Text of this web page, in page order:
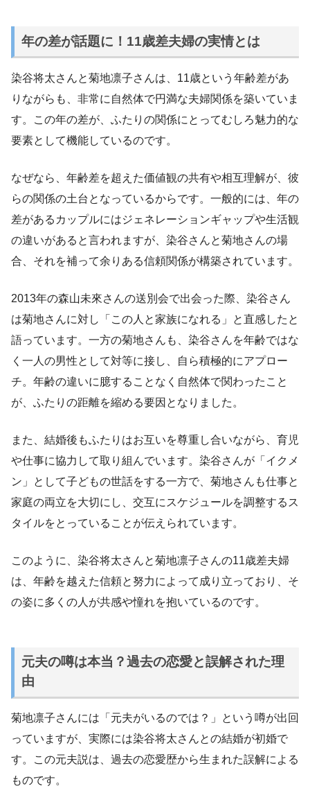
年の差が話題に！11歳差夫婦の実情とは
染谷将太さんと菊地凛子さんは、11歳という年齢差があ
りながらも、非常に自然体で円満な夫婦関係を築いていま
す。この年の差が、ふたりの関係にとってむしろ魅力的な
要素として機能しているのです。
なぜなら、年齢差を超えた価値観の共有や相互理解が、彼
らの関係の土台となっているからです。一般的には、年の
差があるカップルにはジェネレーションギャップや生活観
の違いがあると言われますが、染谷さんと菊地さんの場
合、それを補って余りある信頼関係が構築されています。
2013年の森山未來さんの送別会で出会った際、染谷さん
は菊地さんに対し「この人と家族になれる」と直感したと
語っています。一方の菊地さんも、染谷さんを年齢ではな
く一人の男性として対等に接し、自ら積極的にアプロー
チ。年齢の違いに臆することなく自然体で関わったこと
が、ふたりの距離を縮める要因となりました。
また、結婚後もふたりはお互いを尊重し合いながら、育児
や仕事に協力して取り組んでいます。染谷さんが「イクメ
ン」として子どもの世話をする一方で、菊地さんも仕事と
家庭の両立を大切にし、交互にスケジュールを調整するス
タイルをとっていることが伝えられています。
このように、染谷将太さんと菊地凛子さんの11歳差夫婦
は、年齢を越えた信頼と努力によって成り立っており、そ
の姿に多くの人が共感や憧れを抱いているのです。
元夫の噂は本当？過去の恋愛と誤解された理
由
菊地凛子さんには「元夫がいるのでは？」という噂が出回
っていますが、実際には染谷将太さんとの結婚が初婚で
す。この元夫説は、過去の恋愛歴から生まれた誤解による
ものです。